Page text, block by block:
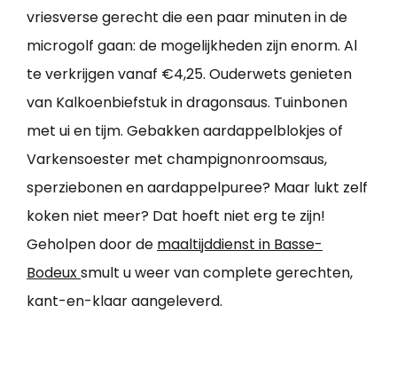
vriesverse gerecht die een paar minuten in de
microgolf gaan: de mogelijkheden zijn enorm. Al
te verkrijgen vanaf €4,25. Ouderwets genieten
van Kalkoenbiefstuk in dragonsaus. Tuinbonen
met ui en tijm. Gebakken aardappelblokjes of
Varkensoester met champignonroomsaus,
sperziebonen en aardappelpuree? Maar lukt zelf
koken niet meer? Dat hoeft niet erg te zijn!
Geholpen door de maaltijddienst in Basse-
Bodeuxsmult u weer van complete gerechten,
kant-en-klaar aangeleverd.